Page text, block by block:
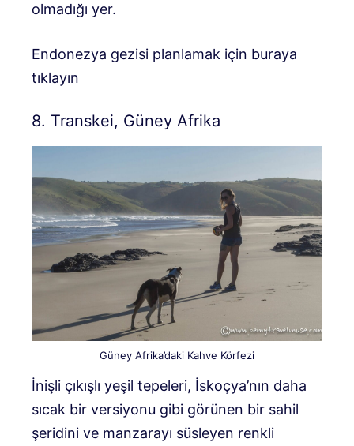
olmadığı yer.
Endonezya gezisi planlamak için buraya
tıklayın
8. Transkei, Güney Afrika
Güney Afrika’daki Kahve Körfezi
İnişli çıkışlı yeşil tepeleri, İskoçya’nın daha
sıcak bir versiyonu gibi görünen bir sahil
şeridini ve manzarayı süsleyen renkli